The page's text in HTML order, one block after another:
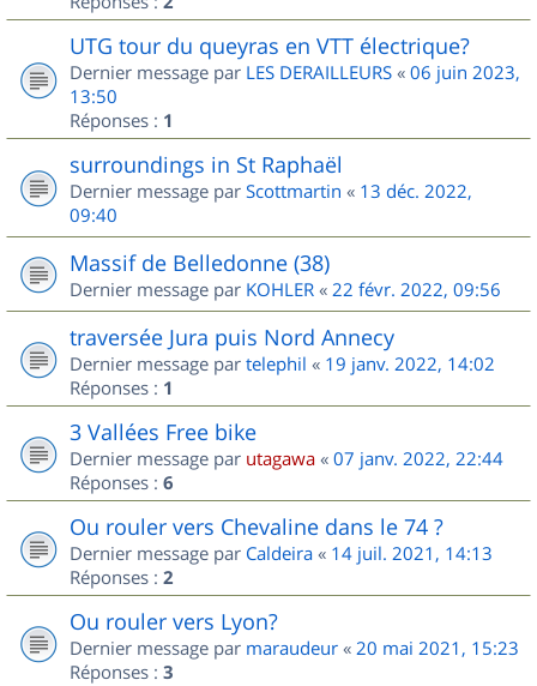
UTG tour du queyras en VTT électrique?
Dernier message par LES DERAILLEURS « 06 juin 2023,
13:50
Réponses : 1
surroundings in St Raphaël
Dernier message par Scottmartin « 13 déc. 2022,
09:40
Massif de Belledonne (38)
Dernier message par KOHLER « 22 févr. 2022, 09:56
traversée Jura puis Nord Annecy
Dernier message par telephil « 19 janv. 2022, 14:02
Réponses : 1
3 Vallées Free bike
Dernier message par utagawa « 07 janv. 2022, 22:44
Réponses : 6
Ou rouler vers Chevaline dans le 74 ?
Dernier message par Caldeira « 14 juil. 2021, 14:13
Réponses : 2
Ou rouler vers Lyon?
Dernier message par maraudeur « 20 mai 2021, 15:23
Réponses : 3